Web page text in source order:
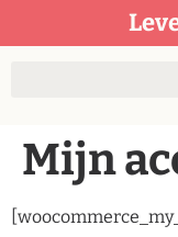
Mijn